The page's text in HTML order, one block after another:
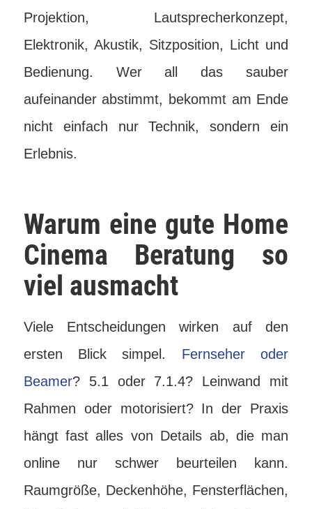
Projektion, Lautsprecherkonzept,
Elektronik, Akustik, Sitzposition, Licht und
Bedienung. Wer all das sauber
aufeinander abstimmt, bekommt am Ende
nicht einfach nur Technik, sondern ein
Erlebnis.
Warum eine gute Home
Cinema Beratung so
viel ausmacht
Viele Entscheidungen wirken auf den
ersten Blick simpel. Fernseher oder
Beamer? 5.1 oder 7.1.4? Leinwand mit
Rahmen oder motorisiert? In der Praxis
hängt fast alles von Details ab, die man
online nur schwer beurteilen kann.
Raumgröße, Deckenhöhe, Fensterflächen,